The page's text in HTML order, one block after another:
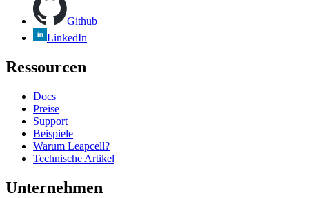
Github
LinkedIn
Ressourcen
Docs
Preise
Support
Beispiele
Warum Leapcell?
Technische Artikel
Unternehmen